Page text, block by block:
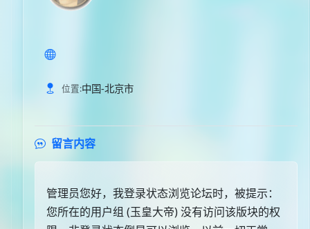
位置:中国-北京市
留言内容
管理员您好，我登录状态浏览论坛时，被提示：
您所在的用户组 (玉皇大帝) 没有访问该版块的权